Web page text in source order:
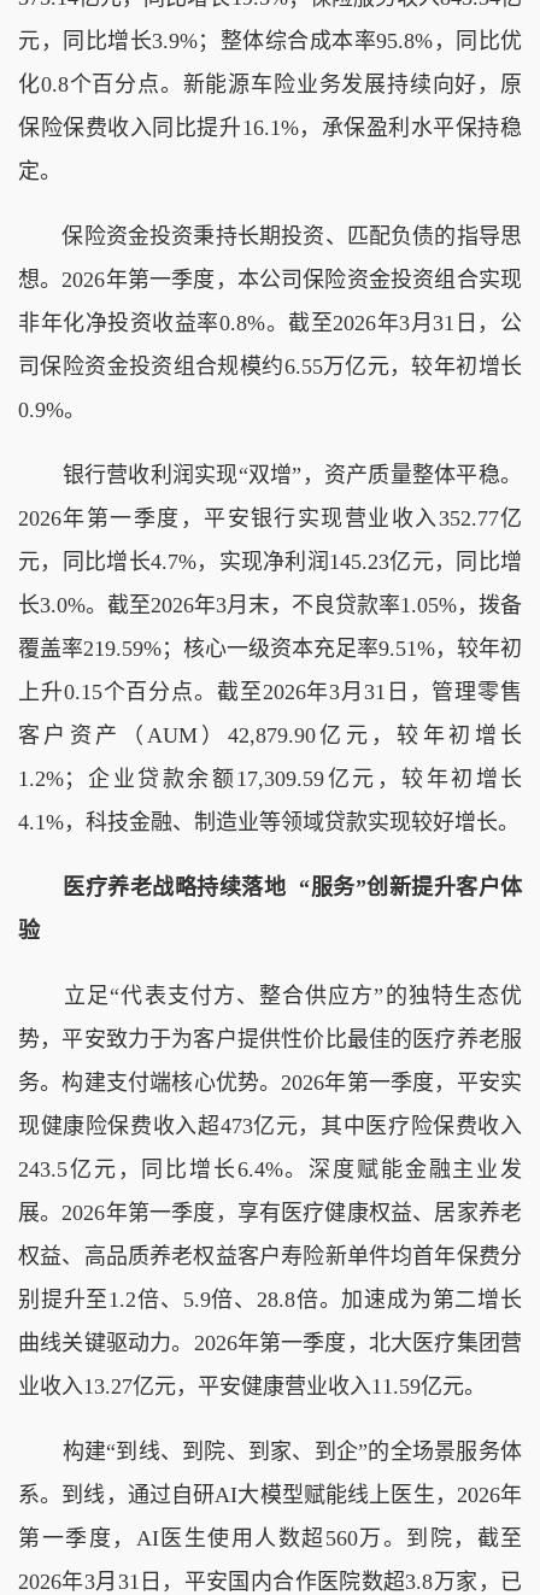
元，同比增长3.9%；整体综合成本率95.8%，同比优
化0.8个百分点。新能源车险业务发展持续向好，原
保险保费收入同比提升16.1%，承保盈利水平保持稳
定。
保险资金投资秉持长期投资、匹配负债的指导思
想。2026年第一季度，本公司保险资金投资组合实现
非年化净投资收益率0.8%。截至2026年3月31日，公
司保险资金投资组合规模约6.55万亿元，较年初增长
0.9%。
银行营收利润实现“双增”，资产质量整体平稳。
2026年第一季度，平安银行实现营业收入352.77亿
元，同比增长4.7%，实现净利润145.23亿元，同比增
长3.0%。截至2026年3月末，不良贷款率1.05%，拨备
覆盖率219.59%；核心一级资本充足率9.51%，较年初
上升0.15个百分点。截至2026年3月31日，管理零售
客户资产（AUM）42,879.90亿元，较年初增长
1.2%；企业贷款余额17,309.59亿元，较年初增长
4.1%，科技金融、制造业等领域贷款实现较好增长。
医疗养老战略持续落地 “服务”创新提升客户体
验
立足“代表支付方、整合供应方”的独特生态优
势，平安致力于为客户提供性价比最佳的医疗养老服
务。构建支付端核心优势。2026年第一季度，平安实
现健康险保费收入超473亿元，其中医疗险保费收入
243.5亿元，同比增长6.4%。深度赋能金融主业发
展。2026年第一季度，享有医疗健康权益、居家养老
权益、高品质养老权益客户寿险新单件均首年保费分
别提升至1.2倍、5.9倍、28.8倍。加速成为第二增长
曲线关键驱动力。2026年第一季度，北大医疗集团营
业收入13.27亿元，平安健康营业收入11.59亿元。
构建“到线、到院、到家、到企”的全场景服务体
系。到线，通过自研AI大模型赋能线上医生，2026年
第一季度，AI医生使用人数超560万。到院，截至
2026年3月31日，平安国内合作医院数超3.8万家，已